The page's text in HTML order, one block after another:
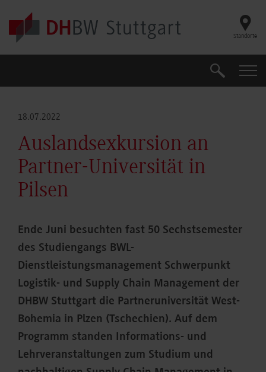
Skip to main content
Standorte
Suche
18.07.2022
Auslandsexkursion an
Partner-Universität in
Pilsen
Ende Juni besuchten fast 50 Sechstsemester
des Studiengangs BWL-
Dienstleistungsmanagement Schwerpunkt
Logistik- und Supply Chain Management der
DHBW Stuttgart die Partneruniversität West-
Bohemia in Plzen (Tschechien). Auf dem
Programm standen Informations- und
Lehrveranstaltungen zum Studium und